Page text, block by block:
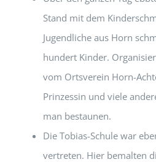
Stand mit dem
Jugendliche aus Horn
hundert Kinder.
vom Ortsverein Horn-
Prinzessin und viele
man bestaunen.
Die Tobias-Schule war
vertreten. Hier bemalten